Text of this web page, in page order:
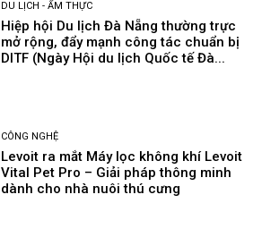
DU LỊCH - ẨM THỰC
Hiệp hội Du lịch Đà Nẵng thường trực
mở rộng, đẩy mạnh công tác chuẩn bị
DITF (Ngày Hội du lịch Quốc tế Đà...
CÔNG NGHỆ
Levoit ra mắt Máy lọc không khí Levoit
Vital Pet Pro – Giải pháp thông minh
dành cho nhà nuôi thú cưng